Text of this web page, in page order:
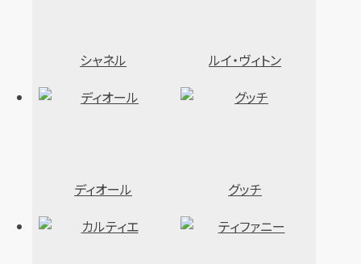
シャネル ルイ・ヴィトン
ディオール グッチ